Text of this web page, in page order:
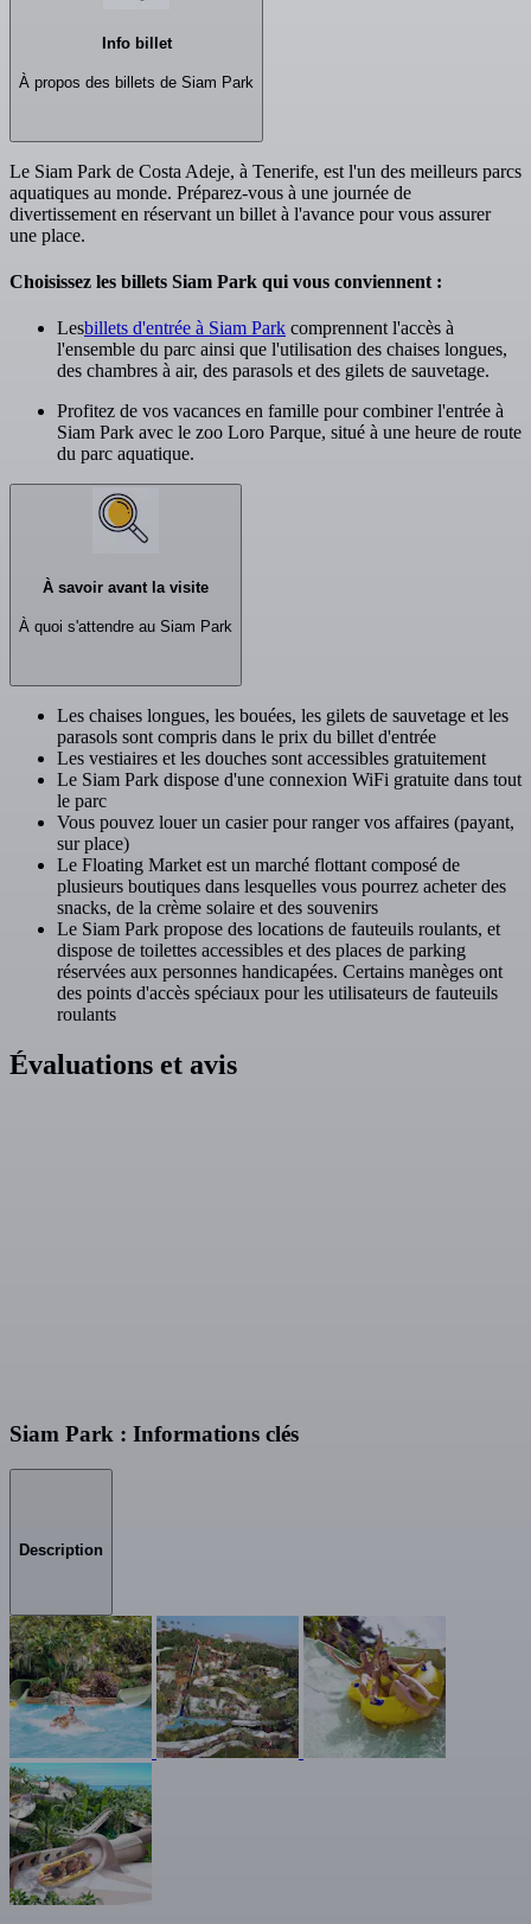
Info billet
À propos des billets de Siam Park
Le Siam Park de Costa Adeje, à Tenerife, est l'un des meilleurs parcs
aquatiques au monde. Préparez-vous à une journée de
divertissement en réservant un billet à l'avance pour vous assurer
une place.
Choisissez les billets Siam Park qui vous conviennent :
Lesbillets d'entrée à Siam Park comprennent l'accès à
l'ensemble du parc ainsi que l'utilisation des chaises longues,
des chambres à air, des parasols et des gilets de sauvetage.
Profitez de vos vacances en famille pour combiner l'entrée à
Siam Park avec le zoo Loro Parque, situé à une heure de route
du parc aquatique.
À savoir avant la visite
À quoi s'attendre au Siam Park
Les chaises longues, les bouées, les gilets de sauvetage et les
parasols sont compris dans le prix du billet d'entrée
Les vestiaires et les douches sont accessibles gratuitement
Le Siam Park dispose d'une connexion WiFi gratuite dans tout
le parc
Vous pouvez louer un casier pour ranger vos affaires (payant,
sur place)
Le Floating Market est un marché flottant composé de
plusieurs boutiques dans lesquelles vous pourrez acheter des
snacks, de la crème solaire et des souvenirs
Le Siam Park propose des locations de fauteuils roulants, et
dispose de toilettes accessibles et des places de parking
réservées aux personnes handicapées. Certains manèges ont
des points d'accès spéciaux pour les utilisateurs de fauteuils
roulants
Évaluations et avis
Siam Park : Informations clés
Description